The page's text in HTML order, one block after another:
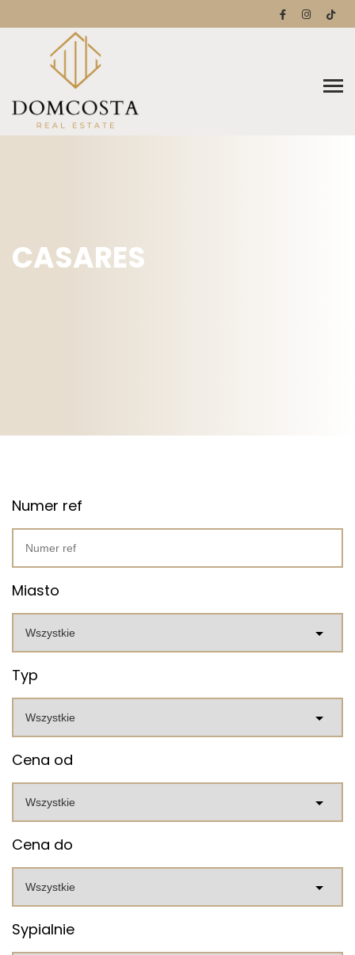
CASARES
Numer ref
Miasto
Typ
Cena od
Cena do
Sypialnie